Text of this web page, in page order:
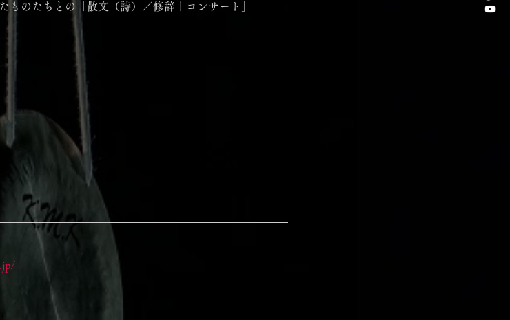
ものたちとの「散文（詩）／修辞｜コンサート」